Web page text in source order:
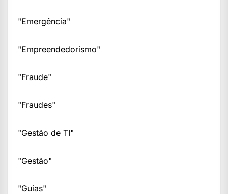
"Emergência"
"Empreendedorismo"
"Fraude"
"Fraudes"
"Gestão de TI"
"Gestão"
"Guias"